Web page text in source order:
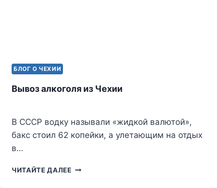
БЛОГ О ЧЕХИИ
Вывоз алкоголя из Чехии
В СССР водку называли «жидкой валютой»,
бакс стоил 62 копейки, а улетающим на отдых
в…
ЧИТАЙТЕ ДАЛЕЕВЫВОЗ